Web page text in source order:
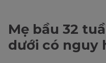
Mẹ bầu 32
dưới có nguy